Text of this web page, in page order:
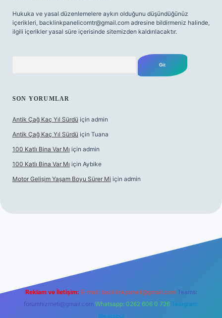
Hukuka ve yasal düzenlemelere aykırı olduğunu düşündüğünüz
içerikleri, backlinkpanelicomtr@gmail.com adresine bildirmeniz halinde,
ilgili içerikler yasal süre içerisinde sitemizden kaldırılacaktır.
SON YORUMLAR
Antik Çağ Kaç Yıl Sürdü için admin
Antik Çağ Kaç Yıl Sürdü için Tuana
100 Katlı Bina Var Mı için admin
100 Katlı Bina Var Mı için Aybike
Motor Gelişim Yaşam Boyu Sürer Mi için admin
Reklam ve İletişim: E-mail: backlinkpaneli@gmail.com Teams:
forumhizmeti@gmail.com Whatsapp: 0262 606 0 726 Telegram:
@karabul